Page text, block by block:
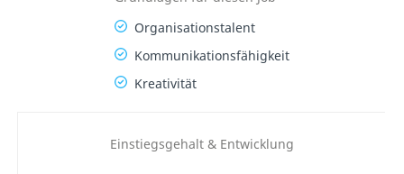
Organisationstalent
Kommunikationsfähigkeit
Kreativität
Einstiegsgehalt & Entwicklung